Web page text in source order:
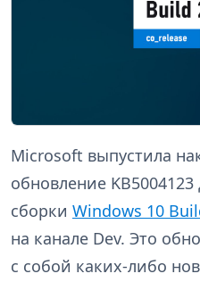
Microsoft выпустила
обновление
сборки Windows 10
на канале Dev. Это
с собой каких-либо